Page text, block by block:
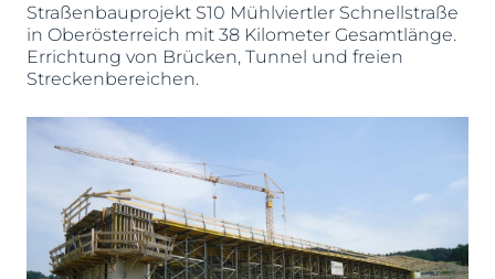
Straßenbauprojekt S10 Mühlviertler Schnellstraße
in Oberösterreich mit 38 Kilometer Gesamtlänge.
Errichtung von Brücken, Tunnel und freien
Streckenbereichen.